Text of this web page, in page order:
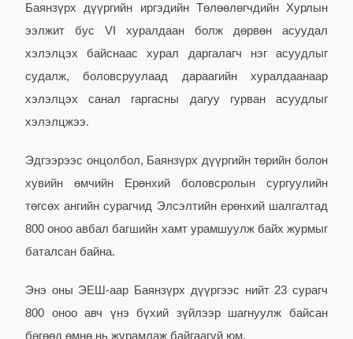
Баянзүрх дүүргийн иргэдийн Төлөөлөгчдийн Хурлын
ээлжит бус VI хуралдаан болж дөрвөн асуудал
хэлэлцэх байснаас хурал даргалагч нэг асуудлыг
судалж, боловсруулаад дараагийн хуралдаанаар
хэлэлцэх санал гаргасны дагуу гурван асуудлыг
хэлэлцжээ.
Эдгээрээс онцолбол, Баянзүрх дүүргийн төрийн болон
хувийн өмчийн Ерөнхий боловсролын сургуулийн
төгсөх ангийн сурагчид Элсэлтийн ерөнхий шалгалтад
800 оноо авбал багшийн хамт урамшуулж байх журмыг
баталсан байна.
Энэ оны ЭЕШ-аар Баянзүрх дүүргээс нийт 23 сурагч
800 оноо авч үнэ бүхий зүйлээр шагнуулж байсан
бөгөөд өмнө нь журамлаж байгаагүй юм.